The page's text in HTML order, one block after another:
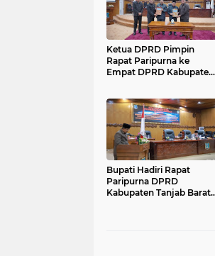
Ketua DPRD Pimpin
Rapat Paripurna ke
Empat DPRD Kabupaten
Bupati Hadiri Rapat
Paripurna DPRD
Kabupaten Tanjab Barat